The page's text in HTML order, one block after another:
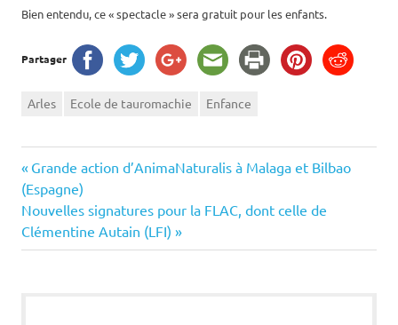
Bien entendu, ce « spectacle » sera gratuit pour les enfants.
Partager
Arles Ecole de tauromachie Enfance
Navigation
de
l’article
Previous
Post:
Grande action d’AnimaNaturalis à Malaga et Bilbao
(Espagne)
Next
Post:
Nouvelles signatures pour la FLAC, dont celle de
Clémentine Autain (LFI)